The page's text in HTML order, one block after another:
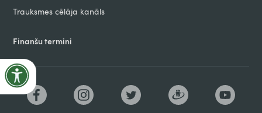
Trauksmes cēlāja kanāls
Finanšu termini